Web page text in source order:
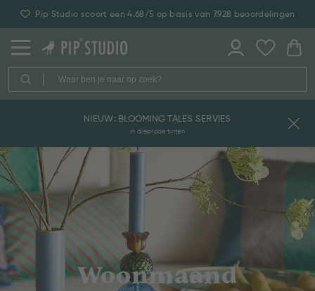
Pip Studio scoort een 4.68/5 op basis van 7.928 beoordelingen
NIEUW: BLOOMING TALES SERVIES
in dieprode tinten
Woonmaand